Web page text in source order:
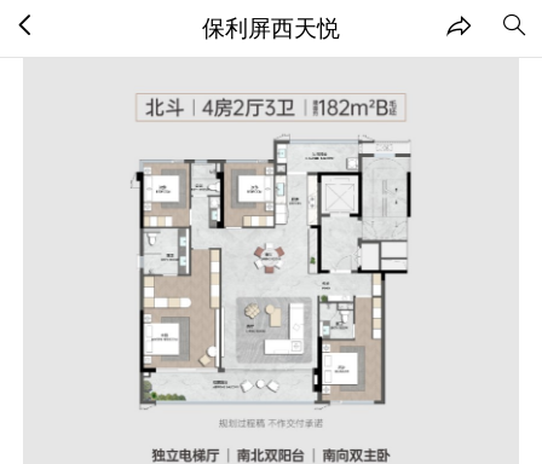
保利屏西天悦